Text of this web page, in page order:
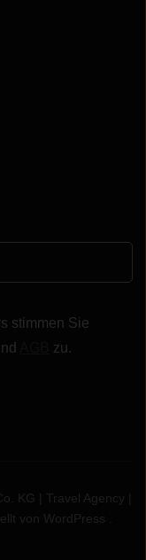
stimmen Sie
zu.
KG | Travel Agency |
von WordPress